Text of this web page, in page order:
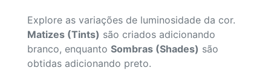
Explore as variações de luminosidade da cor.
Matizes (Tints) são criados adicionando
branco, enquanto Sombras (Shades) são
obtidas adicionando preto.